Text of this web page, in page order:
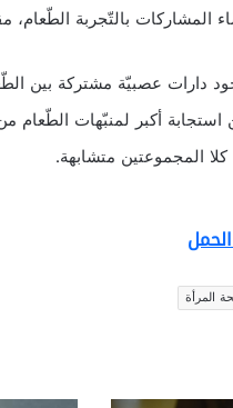
المشاركات بالتّجربة الطّعام،
دارات عصبيّة مشتركة بين
استجابة أكبر لمنبّهات الطّعام
المجموعتين متشابهة.
المرأة